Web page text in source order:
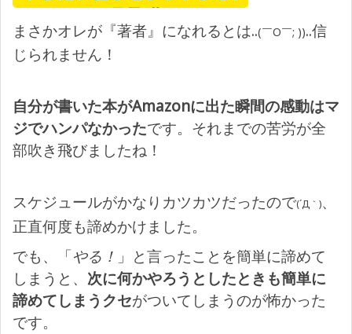
まさかオレが『著者』になれるとは..(￣O￣; ))..信
じられません！
自分が書いた本がAmazonに出た瞬間の感動はマ
ジでハンパなかったです。それまでの苦労が全
部吹き飛びましたね！
スケジュールがかなりカツカツだったので(´Д｀)、
正直何度も諦めかけました。
でも、「やる！ 」と言ったことを簡単に諦めて
しまうと、 次に何かやろうとしたときも簡単に
諦めてしまうクセがついてしまうのが怖かった
です。